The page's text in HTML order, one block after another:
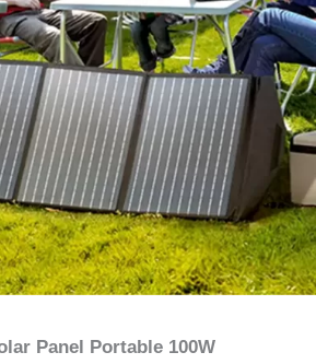
Panel Portable 100W